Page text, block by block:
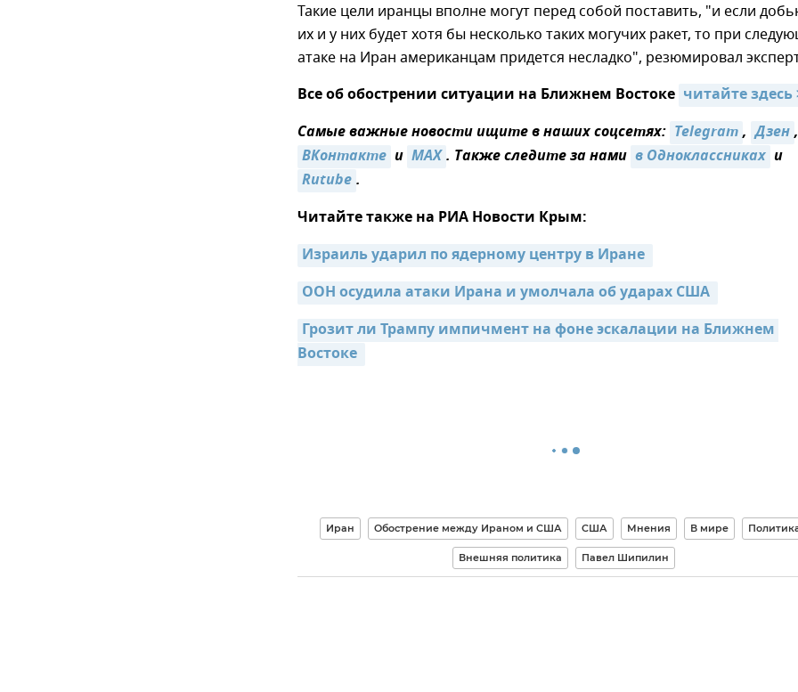
Такие цели иранцы вполне могут перед собой поставить, "и если
их и у них будет хотя бы несколько таких могучих ракет, то при
атаке на Иран американцам придется несладко", резюмировал
Все об обострении ситуации на Ближнем Востоке читайте здесь
Самые важные новости ищите в наших соцсетях: Telegram, Дзен,
ВКонтакте и MAX. Также следите за нами в Одноклассниках и
Rutube.
Читайте также на РИА Новости Крым:
Израиль ударил по ядерному центру в Иране
ООН осудила атаки Ирана и умолчала об ударах США
Грозит ли Трампу импичмент на фоне эскалации на Ближнем
Востоке
Иран Обострение между Ираном и США США Мнения В мире
Внешняя политика Павел Шипилин